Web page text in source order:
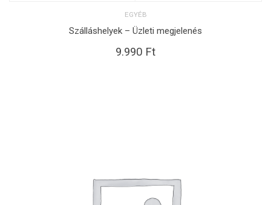
EGYÉB
Szálláshelyek – Üzleti megjelenés
9.990 Ft